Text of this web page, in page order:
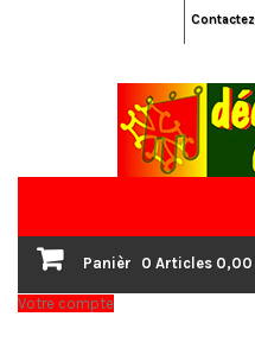
Panièr 0 Articles 0,00
Votre compte